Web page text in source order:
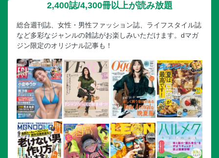
2,400誌/4,300冊以上が読み放題
総合週刊誌、女性・男性ファッション誌、ライフスタイル誌
など多彩なジャンルの雑誌がお楽しみいただけます。dマガ
ジン限定のオリジナル記事も！